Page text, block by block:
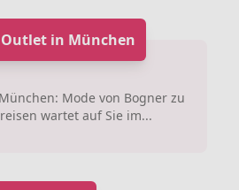
in München
Mode von Bogner zu
wartet auf Sie im...